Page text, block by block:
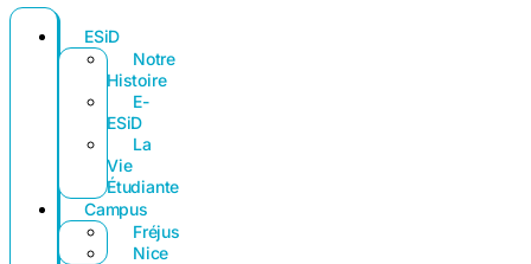
ESiD
Notre
Histoire
E-
ESiD
La
Vie
Étudiante
Campus
Fréjus
Nice